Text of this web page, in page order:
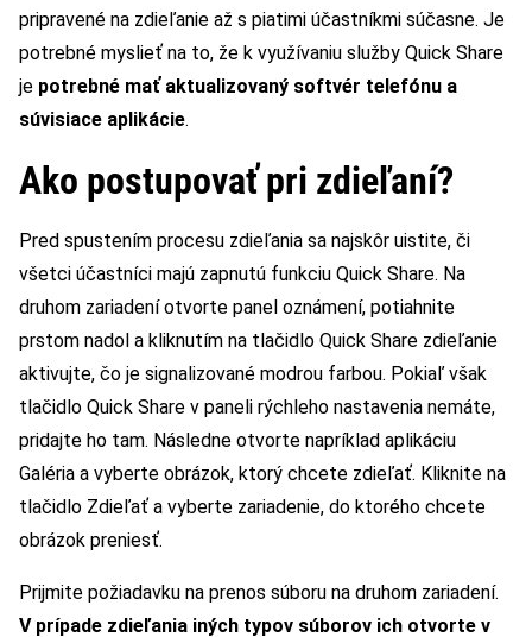
pripravené na zdieľanie až s piatimi účastníkmi súčasne. Je
potrebné myslieť na to, že k využívaniu služby Quick Share
je potrebné mať aktualizovaný softvér telefónu a
súvisiace aplikácie.
Ako postupovať pri zdieľaní?
Pred spustením procesu zdieľania sa najskôr uistite, či
všetci účastníci majú zapnutú funkciu Quick Share. Na
druhom zariadení otvorte panel oznámení, potiahnite
prstom nadol a kliknutím na tlačidlo Quick Share zdieľanie
aktivujte, čo je signalizované modrou farbou. Pokiaľ však
tlačidlo Quick Share v paneli rýchleho nastavenia nemáte,
pridajte ho tam. Následne otvorte napríklad aplikáciu
Galéria a vyberte obrázok, ktorý chcete zdieľať. Kliknite na
tlačidlo Zdieľať a vyberte zariadenie, do ktorého chcete
obrázok preniesť.
Prijmite požiadavku na prenos súboru na druhom zariadení.
V prípade zdieľania iných typov súborov ich otvorte v